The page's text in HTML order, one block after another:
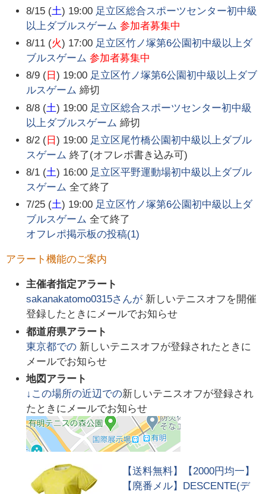
8/15 (土) 19:00 足立区総合スポーツセンター初中級
以上ダブルスゲーム 参加者募集中
8/11 (火) 17:00 足立区竹ノ塚第6公園初中級以上ダ
ブルスゲーム 参加者募集中
8/9 ( 日) 19:00 足立区竹ノ塚第6公園初中級以上ダブ
ルスゲーム 締切
8/8 (土) 19:00 足立区総合スポーツセンター初中級
以上ダブルスゲーム 締切
8/2 ( 日) 19:00 足立区尾竹橋公園初中級以上ダブル
スゲーム 終了(オフレポ書き込み可)
8/1 (土) 16:00 足立区平野運動場初中級以上ダブル
スゲーム 全て終了
7/25 (土) 19:00 足立区竹ノ塚第6公園初中級以上ダ
ブルスゲーム 全て終了
オフレポ掲示板の投稿(1)
アラート機能のご案内
主催者指定アラート
sakanakatomo0315さんが 新しいテニスオフを開催
登録したときにメールでお知らせ
都道府県アラート
東京都での 新しいテニスオフが登録されたときに
メールでお知らせ
地図アラート
↓この場所の近辺での新しいテニスオフが登録され
たときにメールでお知らせ
【送料無料】【2000円均一】
【廃番メル】DESCENTE(デ